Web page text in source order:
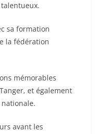
sa formation
la fédération
mémorables
et également
avant les